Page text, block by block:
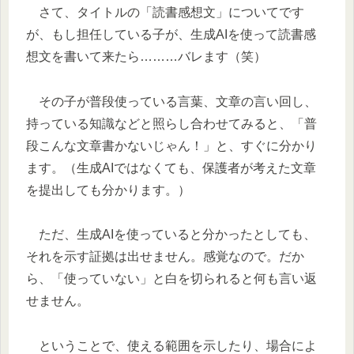
さて、タイトルの「読書感想文」についてです
が、もし担任している子が、生成AIを使って読書感
想文を書いて来たら………バレます（笑）
その子が普段使っている言葉、文章の言い回し、
持っている知識などと照らし合わせてみると、「普
段こんな文章書かないじゃん！」と、すぐに分かり
ます。（生成AIではなくても、保護者が考えた文章
を提出しても分かります。）
ただ、生成AIを使っていると分かったとしても、
それを示す証拠は出せません。感覚なので。だか
ら、「使っていない」と白を切られると何も言い返
せません。
ということで、使える範囲を示したり、場合によ